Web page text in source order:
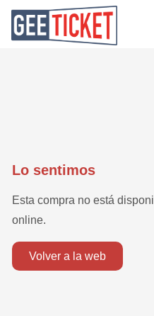
lo sentimos
esta compra no está disponible actualmente para su venta
online.
volver a la web